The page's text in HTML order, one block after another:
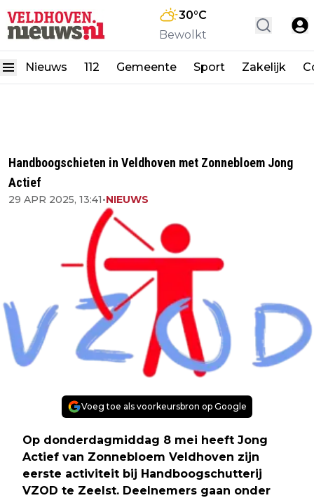
30°C
Bewolkt
Nieuws 112 Gemeente Sport Zakelijk
Handboogschieten in Veldhoven met Zonnebloem Jong
Actief
29 APR 2025, 13:41•NIEUWS
Voeg toe als voorkeursbron op Google
Op donderdagmiddag 8 mei heeft Jong
Actief van Zonnebloem Veldhoven zijn
eerste activiteit bij Handboogschutterij
VZOD te Zeelst. Deelnemers gaan onder